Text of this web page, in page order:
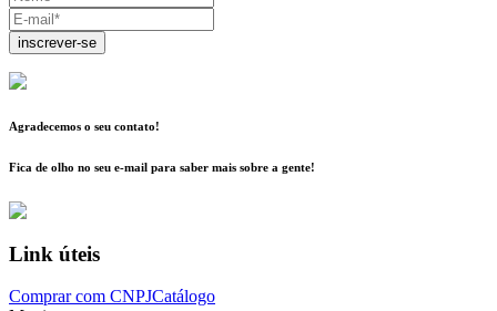
inscrever-se
Agradecemos o seu contato!
Fica de olho no seu e-mail para saber mais sobre a gente!
Link úteis
Comprar com CNPJCatálogo